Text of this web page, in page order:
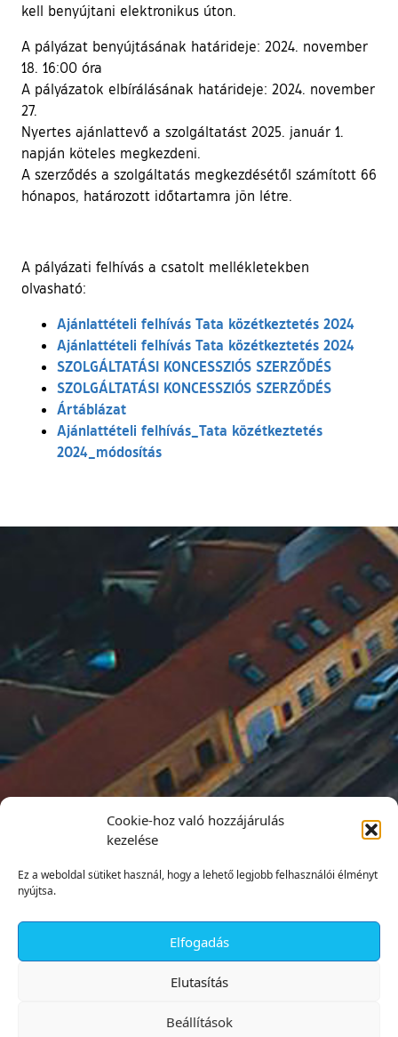
Cookie-hoz való hozzájárulás
kezelése
Ez a weboldal sütiket használ, hogy a lehető legjobb felhasználói élményt
nyújtsa.
Elfogadás
Elutasítás
Beállítások
kell benyújtani elektronikus úton.
A pályázat benyújtásának határideje: 2024. november
18. 16:00 óra
A pályázatok elbírálásának határideje: 2024. november
27.
Nyertes ajánlattevő a szolgáltatást 2025. január 1.
napján köteles megkezdeni.
A szerződés a szolgáltatás megkezdésétől számított 66
hónapos, határozott időtartamra jön létre.
A pályázati felhívás a csatolt mellékletekben
olvasható:
Ajánlattételi felhívás Tata közétkeztetés 2024
Ajánlattételi felhívás Tata közétkeztetés 2024
SZOLGÁLTATÁSI KONCESSZIÓS SZERZŐDÉS
SZOLGÁLTATÁSI KONCESSZIÓS SZERZŐDÉS
Ártáblázat
Ajánlattételi felhívás_Tata közétkeztetés
2024_módosítás
✕